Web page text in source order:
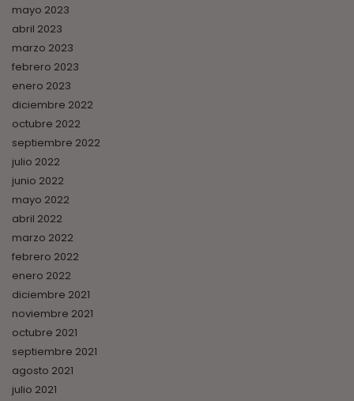
mayo 2023
abril 2023
marzo 2023
febrero 2023
enero 2023
diciembre 2022
octubre 2022
septiembre 2022
julio 2022
junio 2022
mayo 2022
abril 2022
marzo 2022
febrero 2022
enero 2022
diciembre 2021
noviembre 2021
octubre 2021
septiembre 2021
agosto 2021
julio 2021